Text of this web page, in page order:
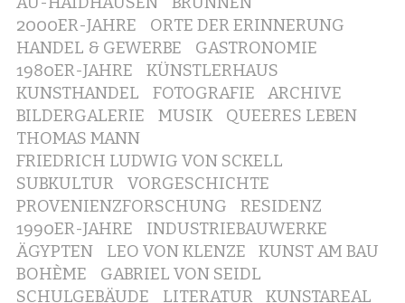
2000ER-JAHRE
ORTE DER ERINNERUNG
HANDEL & GEWERBE
GASTRONOMIE
1980ER-JAHRE
KÜNSTLERHAUS
KUNSTHANDEL
FOTOGRAFIE
ARCHIVE
BILDERGALERIE
MUSIK
QUEERES LEBEN
THOMAS MANN
FRIEDRICH LUDWIG VON SCKELL
SUBKULTUR
VORGESCHICHTE
PROVENIENZFORSCHUNG
RESIDENZ
1990ER-JAHRE
INDUSTRIEBAUWERKE
ÄGYPTEN
LEO VON KLENZE
KUNST AM BAU
BOHÈME
GABRIEL VON SEIDL
SCHULGEBÄUDE
LITERATUR
KUNSTAREAL